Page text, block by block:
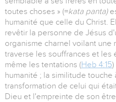
toutes choses » (=kata panta)
humanité que celle du Christ.
revêtir la personne de Jésus
organisme charnel voilant une
traverse les souffrances et les
même les tentations (Heb 4:15
humanité ; la similitude
transformation de celui qui
Dieu et l'empreinte de son être